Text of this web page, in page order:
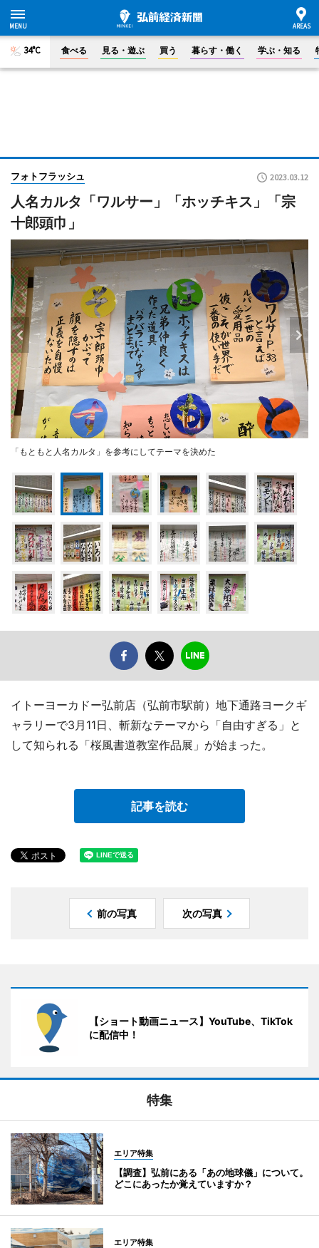
34°C 食べる 見る・遊ぶ 買う 暮らす・働く 学ぶ・知る
フォトフラッシュ 2023.03.12
人名カルタ「ワルサー」「ホッチキス」「宗
十郎頭巾」
「もともと人名カルタ」を参考にしてテーマを決めた
イトーヨーカドー弘前店（弘前市駅前）地下通路ヨークギ
ャラリーで3月11日、斬新なテーマから「自由すぎる」と
して知られる「桜風書道教室作品展」が始まった。
記事を読む
前の写真 次の写真
【ショート動画ニュース】YouTube、TikTok
に配信中！
特集
エリア特集
【調査】弘前にある「あの地球儀」について。
どこにあったか覚えていますか？
エリア特集